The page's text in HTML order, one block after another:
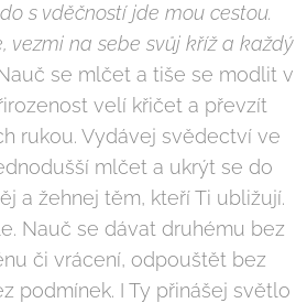
s vděčností jde mou cestou.
vezmi na sebe svůj kříž a každý
se mlčet a tiše se modlit v
velí křičet a převzít
rukou. Vydávej svědectví ve
mlčet a ukrýt se do
a žehnej těm, kteří Ti ubližují.
Nauč se dávat druhému bez
či vrácení, odpouštět bez
podmínek. I Ty přinášej světlo